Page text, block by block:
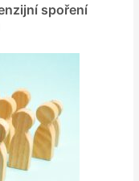
spoření